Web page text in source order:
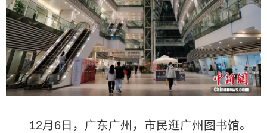
12月6日，广东广州，市民逛广州图书馆。